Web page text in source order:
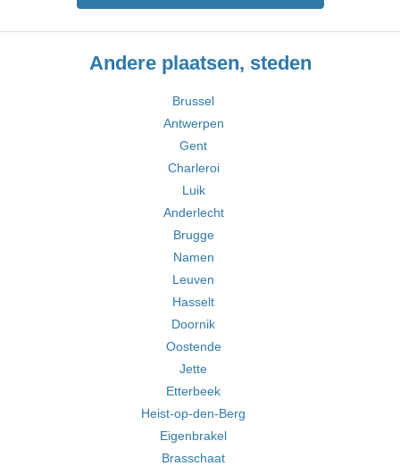
Andere plaatsen, steden
Brussel
Antwerpen
Gent
Charleroi
Luik
Anderlecht
Brugge
Namen
Leuven
Hasselt
Doornik
Oostende
Jette
Etterbeek
Heist-op-den-Berg
Eigenbrakel
Brasschaat